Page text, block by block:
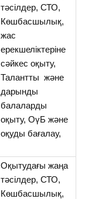
тәсілдер, СТО,
Көшбасшылық,
жас
ерекшеліктеріне
сәйкес оқыту,
Талантты және
дарынды
балаларды
оқыту, ОүБ және
оқуды бағалау,
Оқытудағы жаңа
тәсілдер, СТО,
Көшбасшылық,